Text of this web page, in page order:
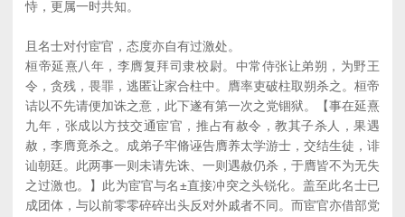
恃，更属一时共知。
且名士对付宦官，态度亦自有过激处。
桓帝延熹八年，李膺复拜司隶校尉。中常侍张让弟朔，为野王
令，贪残，畏罪，逃匿让家合柱中。膺率吏破柱取朔杀之。桓帝
诘以不先请便加诛之意，此下遂有第一次之党锢狱。【事在延熹
九年，张成以方技交通宦官，推占有赦令，教其子杀人，果遇
赦，李膺竟杀之。成弟子牢脩诬告膺养太学游士，交结生徒，诽
讪朝廷。此两事一则未请先诛、一则遇赦仍杀，于膺皆不为无失
之过激也。】此为宦官与名±直接冲突之头锐化。盖至此名士已
成团体，与以前零零碎碎出头反对外戚者不同。而宦官亦借部党